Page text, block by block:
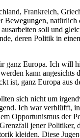
Frankreich,
soll und
deren Politik in
ganz Europa. Ich will
kann
ist, ganz Europa aus
sich nicht um
Ich war verblüfft,
Opportunismus der
jener
kleiden. Diese